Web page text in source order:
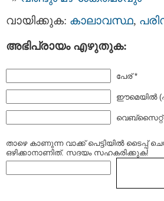
വായിക്കുക: കാലാവസ്ഥ,
അഭിപ്രായം എഴുതുക:
പേര് *
ഈമെയില്‍
വെബ്സൈറ്റ്
താഴെ കാണുന്ന വാക്ക് പെട്ടിയില്‍ ടൈപ്പ്‌
ഒഴിക്കാനാണിത്. സദയം സഹകരിക്കുക!